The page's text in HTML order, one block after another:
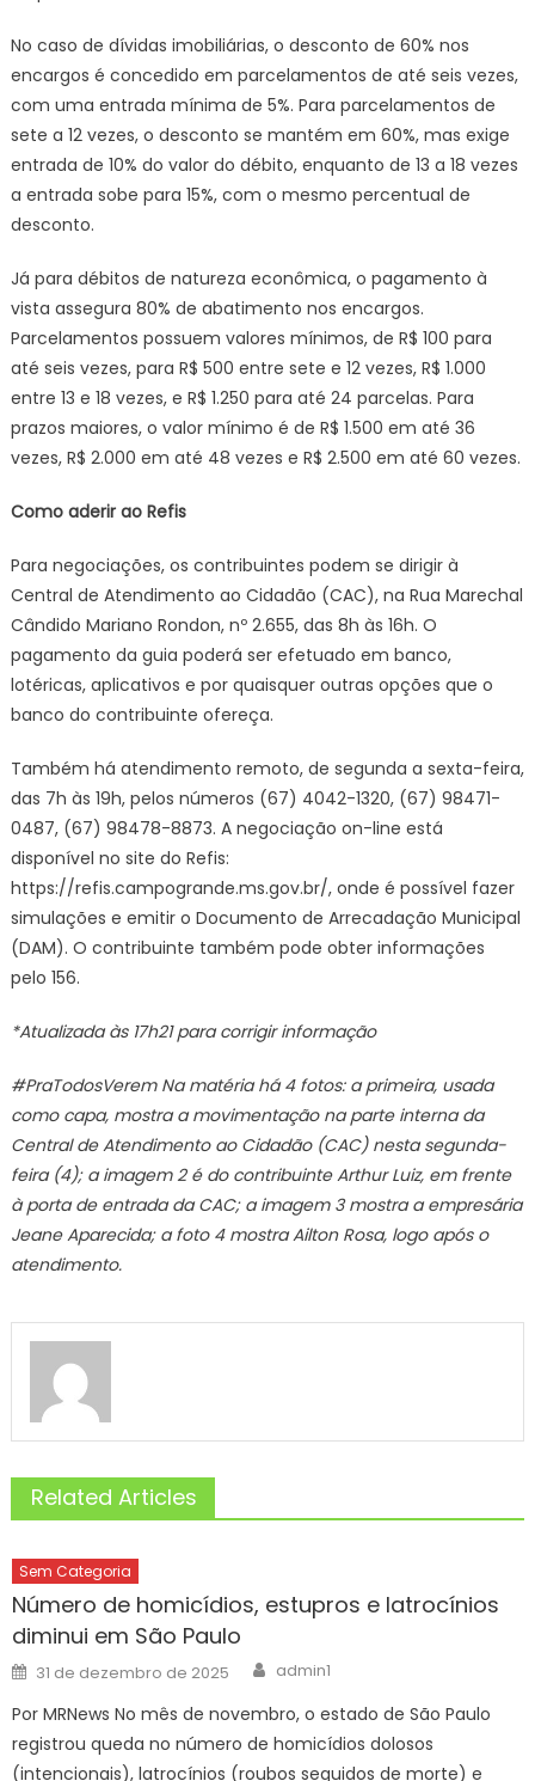
No caso de dívidas imobiliárias, o desconto de 60% nos
encargos é concedido em parcelamentos de até seis vezes,
com uma entrada mínima de 5%. Para parcelamentos de
sete a 12 vezes, o desconto se mantém em 60%, mas exige
entrada de 10% do valor do débito, enquanto de 13 a 18 vezes
a entrada sobe para 15%, com o mesmo percentual de
desconto.
Já para débitos de natureza econômica, o pagamento à
vista assegura 80% de abatimento nos encargos.
Parcelamentos possuem valores mínimos, de R$ 100 para
até seis vezes, para R$ 500 entre sete e 12 vezes, R$ 1.000
entre 13 e 18 vezes, e R$ 1.250 para até 24 parcelas. Para
prazos maiores, o valor mínimo é de R$ 1.500 em até 36
vezes, R$ 2.000 em até 48 vezes e R$ 2.500 em até 60 vezes.
Como aderir ao Refis
Para negociações, os contribuintes podem se dirigir à
Central de Atendimento ao Cidadão (CAC), na Rua Marechal
Cândido Mariano Rondon, nº 2.655, das 8h às 16h. O
pagamento da guia poderá ser efetuado em banco,
lotéricas, aplicativos e por quaisquer outras opções que o
banco do contribuinte ofereça.
Também há atendimento remoto, de segunda a sexta-feira,
das 7h às 19h, pelos números (67) 4042-1320, (67) 98471-
0487, (67) 98478-8873. A negociação on-line está
disponível no site do Refis:
https://refis.campogrande.ms.gov.br/, onde é possível fazer
simulações e emitir o Documento de Arrecadação Municipal
(DAM). O contribuinte também pode obter informações
pelo 156.
*Atualizada às 17h21 para corrigir informação
#PraTodosVerem Na matéria há 4 fotos: a primeira, usada
como capa, mostra a movimentação na parte interna da
Central de Atendimento ao Cidadão (CAC) nesta segunda-
feira (4); a imagem 2 é do contribuinte Arthur Luiz, em frente
à porta de entrada da CAC; a imagem 3 mostra a empresária
Jeane Aparecida; a foto 4 mostra Ailton Rosa, logo após o
atendimento.
Related Articles
Sem Categoria
Número de homicídios, estupros e latrocínios
diminui em São Paulo
Posted
on
31 de dezembro de 2025 Author
admin1
Por MRNews No mês de novembro, o estado de São Paulo
registrou queda no número de homicídios dolosos
(intencionais), latrocínios (roubos seguidos de morte) e